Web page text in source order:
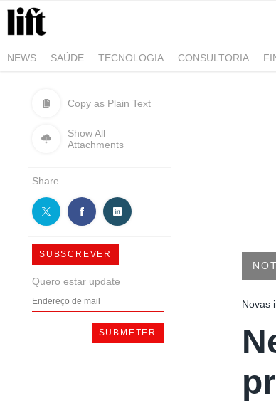
NEWS SAÚDE TECNOLOGIA CONSULTORIA
Copy as Plain Text
Show All
Attachments
Share
SUBSCREVER
Quero estar update
Novas